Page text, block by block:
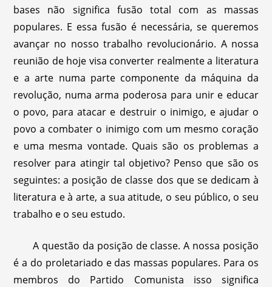
bases não significa fusão total com as massas
populares. E essa fusão é necessária, se queremos
avançar no nosso trabalho revolucionário. A nossa
reunião de hoje visa converter realmente a literatura
e a arte numa parte componente da máquina da
revolução, numa arma poderosa para unir e educar
o povo, para atacar e destruir o inimigo, e ajudar o
povo a combater o inimigo com um mesmo coração
e uma mesma vontade. Quais são os problemas a
resolver para atingir tal objetivo? Penso que são os
seguintes: a posição de classe dos que se dedicam à
literatura e à arte, a sua atitude, o seu público, o seu
trabalho e o seu estudo.
A questão da posição de classe. A nossa posição
é a do proletariado e das massas populares. Para os
membros do Partido Comunista isso significa